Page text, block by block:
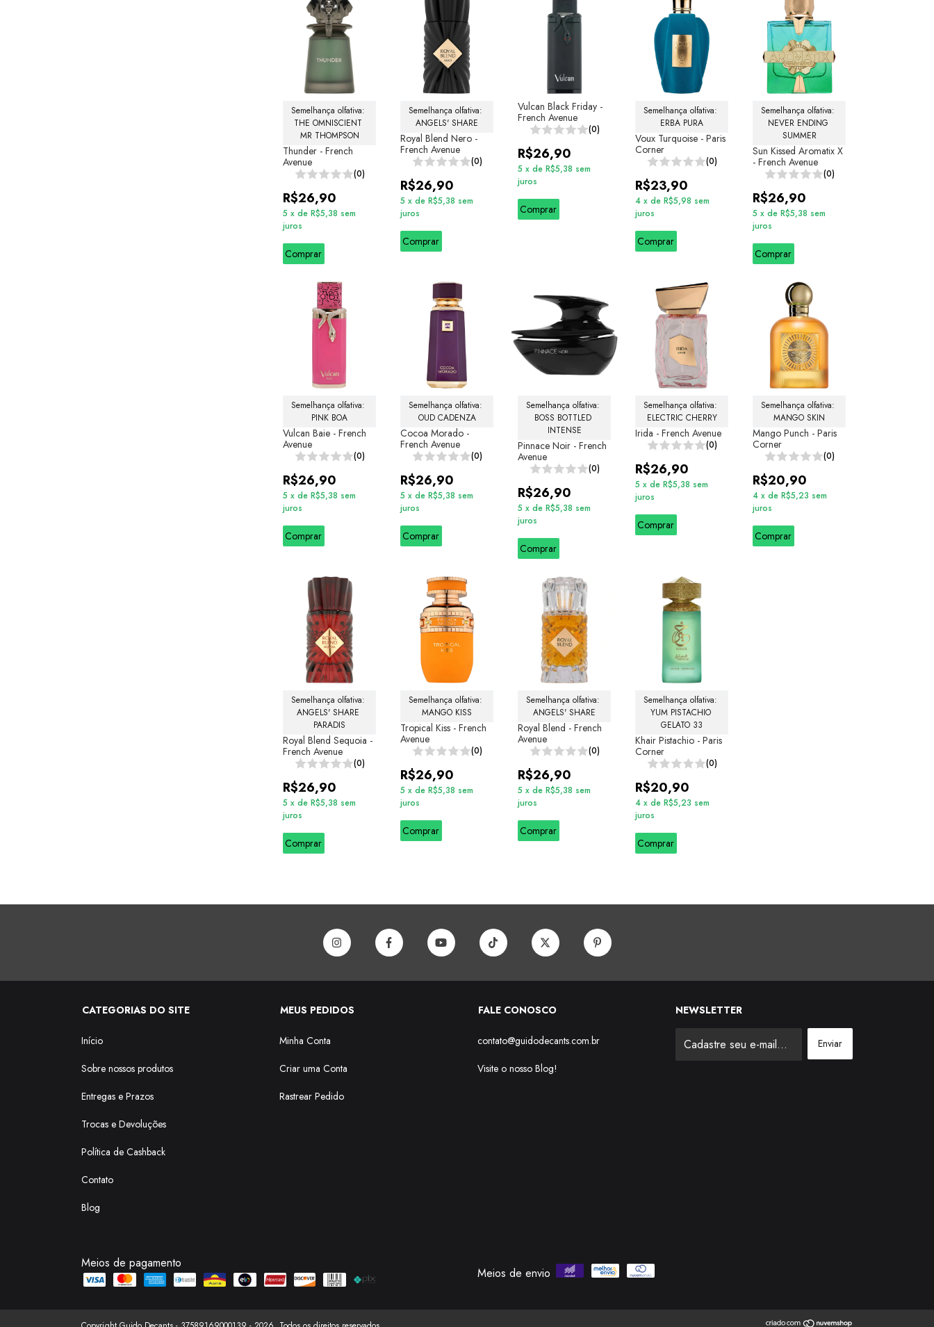
Semelhança olfativa:
THE OMNISCIENT
MR THOMPSON
Thunder - French
Avenue
(0)
R$26,90
5 x de R$5,38 sem
juros
Comprar
Semelhança olfativa:
ANGELS' SHARE
Royal Blend Nero -
French Avenue
(0)
R$26,90
5 x de R$5,38 sem
juros
Comprar
Vulcan Black Friday -
French Avenue
(0)
R$26,90
5 x de R$5,38 sem
juros
Comprar
Semelhança olfativa:
ERBA PURA
Voux Turquoise - Paris
Corner
(0)
R$23,90
4 x de R$5,98 sem
juros
Comprar
Semelhança olfativa:
NEVER ENDING
SUMMER
Sun Kissed Aromatix X
- French Avenue
(0)
R$26,90
5 x de R$5,38 sem
juros
Comprar
Semelhança olfativa:
PINK BOA
Vulcan Baie - French
Avenue
(0)
R$26,90
5 x de R$5,38 sem
juros
Comprar
Semelhança olfativa:
OUD CADENZA
Cocoa Morado -
French Avenue
(0)
R$26,90
5 x de R$5,38 sem
juros
Comprar
Semelhança olfativa:
BOSS BOTTLED
INTENSE
Pinnace Noir - French
Avenue
(0)
R$26,90
5 x de R$5,38 sem
juros
Comprar
Semelhança olfativa:
ELECTRIC CHERRY
Irida - French Avenue
(0)
R$26,90
5 x de R$5,38 sem
juros
Comprar
Semelhança olfativa:
MANGO SKIN
Mango Punch - Paris
Corner
(0)
R$20,90
4 x de R$5,23 sem
juros
Comprar
Semelhança olfativa:
ANGELS' SHARE
PARADIS
Royal Blend Sequoia -
French Avenue
(0)
R$26,90
5 x de R$5,38 sem
juros
Comprar
Semelhança olfativa:
MANGO KISS
Tropical Kiss - French
Avenue
(0)
R$26,90
5 x de R$5,38 sem
juros
Comprar
Semelhança olfativa:
ANGELS' SHARE
Royal Blend - French
Avenue
(0)
R$26,90
5 x de R$5,38 sem
juros
Comprar
Semelhança olfativa:
YUM PISTACHIO
GELATO 33
Khair Pistachio - Paris
Corner
(0)
R$20,90
4 x de R$5,23 sem
juros
Comprar
CATEGORIAS DO SITE
Início
Sobre nossos produtos
Entregas e Prazos
Trocas e Devoluções
Política de Cashback
Contato
Blog
MEUS PEDIDOS
Minha Conta
Criar uma Conta
Rastrear Pedido
FALE CONOSCO
contato@guidodecants.com.br
Visite o nosso Blog!
NEWSLETTER
Meios de pagamento
Meios de envio